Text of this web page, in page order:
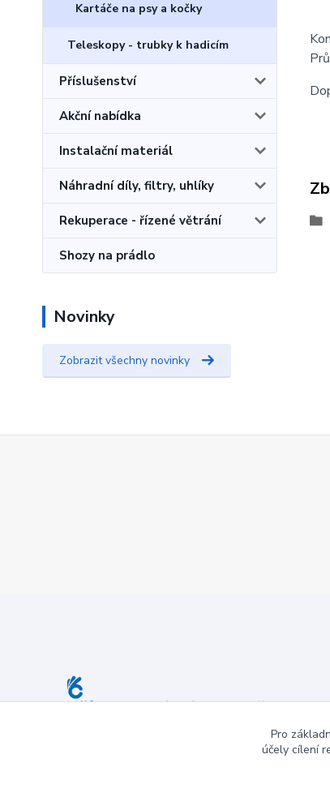
Kartáče na psy a kočky
Teleskopy - trubky k hadicím
Příslušenství
Akční nabídka
Instalační materiál
Náhradní díly, filtry, uhlíky
Rekuperace - řízené větrání
Shozy na prádlo
Novinky
Zobrazit všechny novinky
Pro
účely cílení